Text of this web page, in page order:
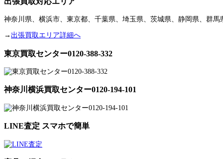
神奈川県、横浜市、東京都、千葉県、埼玉県、茨城県、静岡県、群馬
→ 出張買取エリア詳細へ
東京買取センター0120-388-332
神奈川横浜買取センター0120-194-101
LINE査定 スマホで簡単